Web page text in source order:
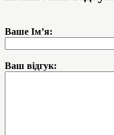
Ваше Ім’я:
Ваш відгук: